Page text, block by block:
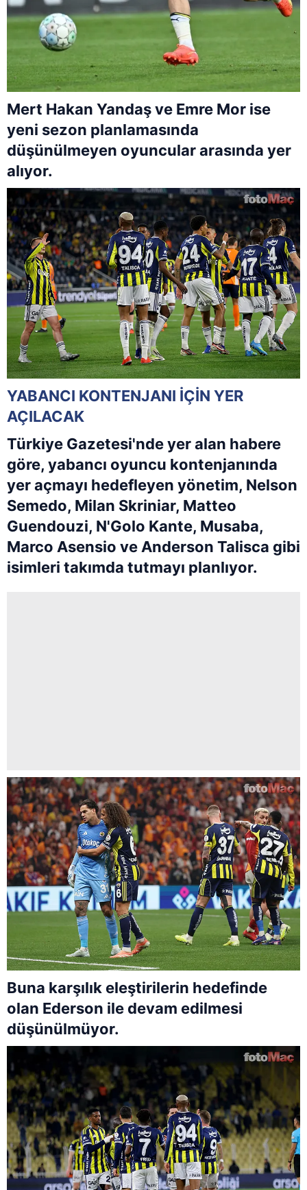
Mert Hakan Yandaş ve Emre Mor ise
yeni sezon planlamasında
düşünülmeyen oyuncular arasında yer
alıyor.
YABANCI KONTENJANI İÇİN YER
AÇILACAK
Türkiye Gazetesi'nde yer alan habere
göre, yabancı oyuncu kontenjanında
yer açmayı hedefleyen yönetim, Nelson
Semedo, Milan Skriniar, Matteo
Guendouzi, N'Golo Kante, Musaba,
Marco Asensio ve Anderson Talisca gibi
isimleri takımda tutmayı planlıyor.
Buna karşılık eleştirilerin hedefinde
olan Ederson ile devam edilmesi
düşünülmüyor.